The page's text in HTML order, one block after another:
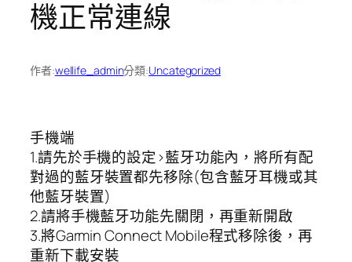
機正常連線
作者:wellife_admin分類:Uncategorized
手機端
1.請先於手機的設定>藍牙功能內，將所有配
對過的藍牙裝置都先移除(包含藍牙耳機或其
他藍牙裝置)
2.請將手機藍牙功能先關閉，再重新開啟
3.將Garmin Connect Mobile程式移除後，再
重新下載安裝